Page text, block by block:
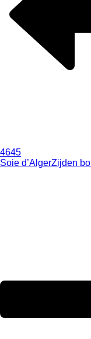
4645
Soie d’AlgerZijden